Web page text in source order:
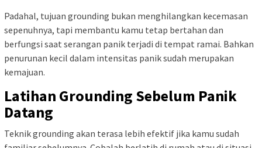
Padahal, tujuan grounding bukan menghilangkan kecemasan
sepenuhnya, tapi membantu kamu tetap bertahan dan
berfungsi saat serangan panik terjadi di tempat ramai. Bahkan
penurunan kecil dalam intensitas panik sudah merupakan
kemajuan.
Latihan Grounding Sebelum Panik
Datang
Teknik grounding akan terasa lebih efektif jika kamu sudah